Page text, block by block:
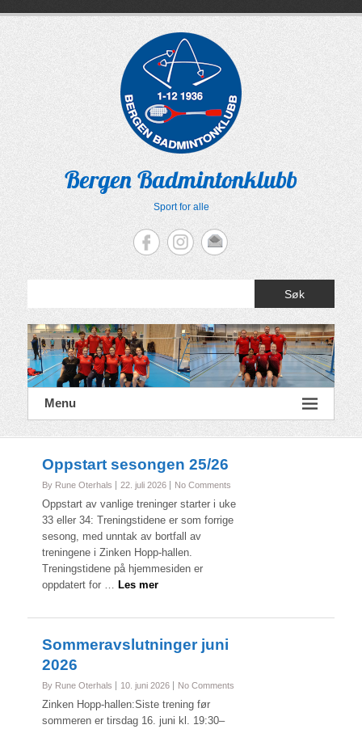
Bergen Badmintonklubb
Sport for alle
Søk
Menu
Oppstart sesongen 25/26
By Rune Oterhals 22. juli 2026 No Comments
Oppstart av vanlige treninger starter i uke
33 eller 34: Treningstidene er som forrige
sesong, med unntak av bortfall av
treningene i Zinken Hopp-hallen.
Treningstidene på hjemmesiden er
oppdatert for …Les mer
Sommeravslutninger juni
2026
By Rune Oterhals 10. juni 2026 No Comments
Zinken Hopp-hallen:Siste trening før
sommeren er tirsdag 16. juni kl. 19:30–